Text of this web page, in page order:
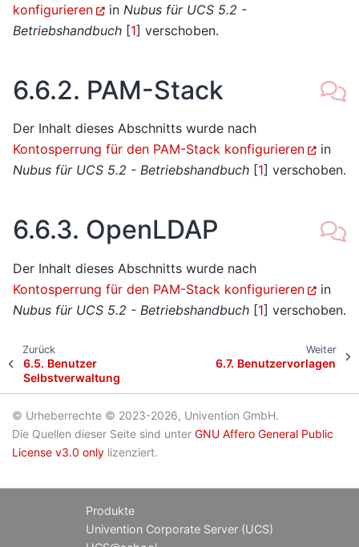
konfigurieren
in Nubus für UCS 5.2 -
Betriebshandbuch [1] verschoben.
6.6.2. PAM-Stack
Der Inhalt dieses Abschnitts wurde nach
Kontosperrung für den PAM-Stack konfigurieren
in
Nubus für UCS 5.2 - Betriebshandbuch [1] verschoben.
6.6.3. OpenLDAP
Der Inhalt dieses Abschnitts wurde nach
Kontosperrung für den PAM-Stack konfigurieren
in
Nubus für UCS 5.2 - Betriebshandbuch [1] verschoben.
Zurück
6.5. Benutzer
Selbstverwaltung
Weiter
6.7. Benutzervorlagen
© Urheberrechte © 2023-2026, Univention GmbH.
Die Quellen dieser Seite sind unter GNU Affero General Public
License v3.0 only lizenziert.
Produkte
Univention Corporate Server (UCS)